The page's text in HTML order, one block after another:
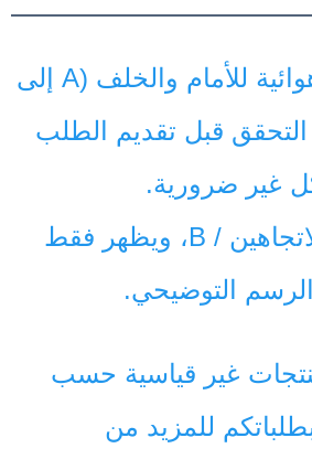
غير ضرورية.
التوضيحي.